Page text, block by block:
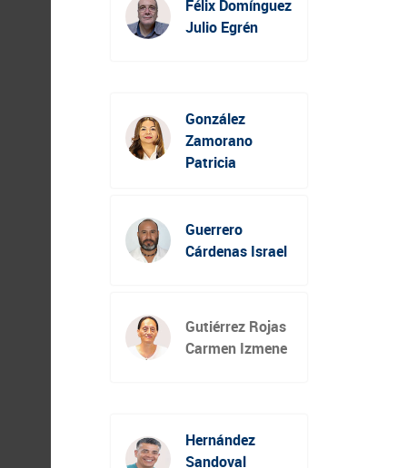
Félix Domínguez
Julio Egrén
González
Zamorano
Patricia
Guerrero
Cárdenas Israel
Gutiérrez Rojas
Carmen Izmene
Hernández
Sandoval